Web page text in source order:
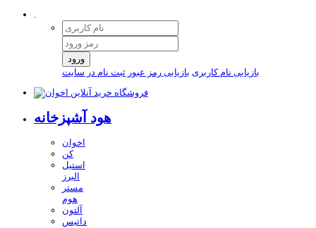
.
ورود
بازیابی نام کاربری بازیابی رمز عبور ثبت نام در سایت
هود آشپزخانه
اخوان
کن
استیل
البرز
مستر
هوم
آلتون
داتیس